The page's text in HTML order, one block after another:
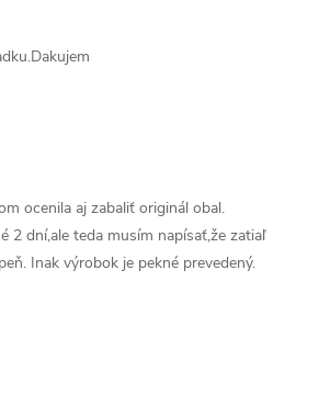
ocenila aj zabaliť originál obal.
2 dní,ale teda musím napísať,že zatiaľ
Inak výrobok je pekné prevedený.